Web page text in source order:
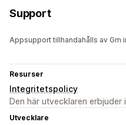
Support
Appsupport tillhandahålls av Gm
Resurser
Integritetspolicy
Den här utvecklaren
Utvecklare